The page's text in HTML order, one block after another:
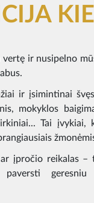
ir nusipelno
ir įsimintinai
mokyklos
Tai įvykiai,
įpročio reikalas –
paversti